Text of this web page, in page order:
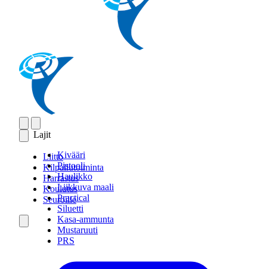
Lajit
Kivääri
Pistooli
Haulikko
Liikkuva maali
Practical
Siluetti
Kasa-ammunta
Mustaruuti
PRS
Liitto
Kilpailutoiminta
Harrastus
Koulutus
Seuroille